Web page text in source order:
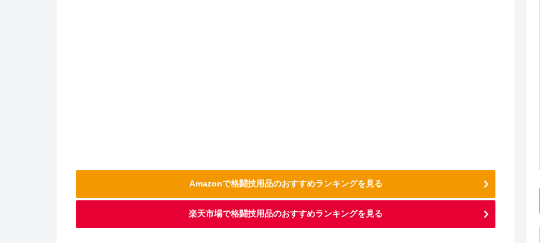
Amazonで格闘技用品のおすすめランキングを見る
楽天市場で格闘技用品のおすすめランキングを見る